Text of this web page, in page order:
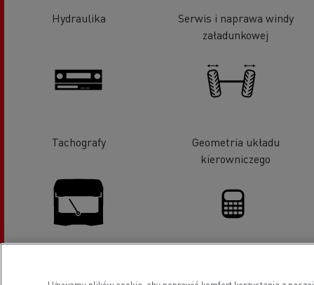
Hydraulika
Serwis i naprawa windy
załadunkowej
Tachografy
Geometria układu
kierowniczego